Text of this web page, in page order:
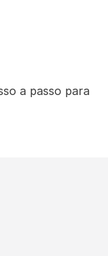
a passo para